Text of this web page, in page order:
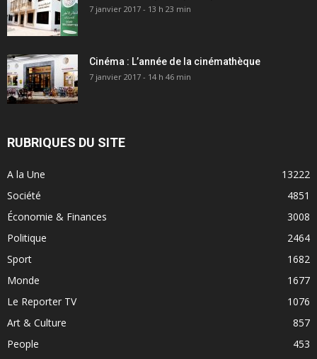
7 janvier 2017 - 13 h 23 min
Cinéma : L’année de la cinémathèque
7 janvier 2017 - 14 h 46 min
RUBRIQUES DU SITE
A la Une
13222
Société
4851
Économie & Finances
3008
Politique
2464
Sport
1682
Monde
1677
Le Reporter TV
1076
Art & Culture
857
People
453